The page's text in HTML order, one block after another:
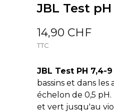
JBL Test
14,90 CHF
TTC
JBL Test PH 7,4-9
bassins et dans
échelon de 0,5
et vert jusqu'au